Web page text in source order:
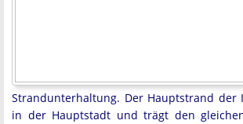
Strandunterhaltung. Der Hauptstrand der
in der Hauptstadt und trägt den